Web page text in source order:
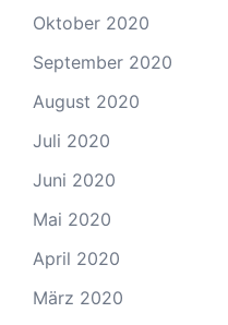
Oktober 2020
September 2020
August 2020
Juli 2020
Juni 2020
Mai 2020
April 2020
März 2020